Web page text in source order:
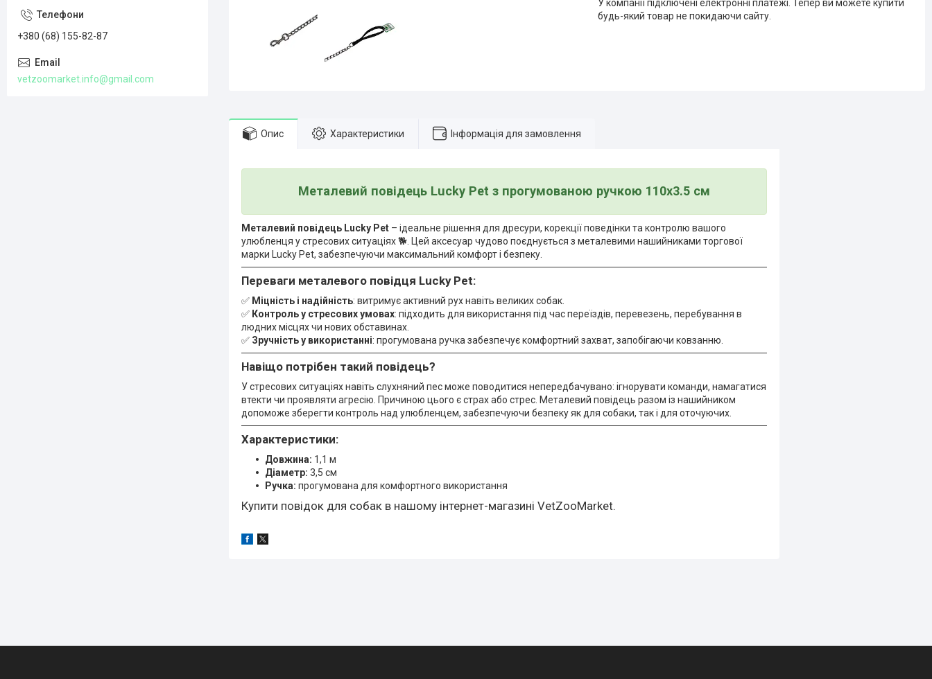
У компанії підключені електронні платежі. Тепер ви можете купити
будь-який товар не покидаючи сайту.
Опис Характеристики Інформація для замовлення
Металевий повідець Lucky Pet з прогумованою ручкою 110х3.5 см
Металевий повідець Lucky Pet – ідеальне рішення для дресури, корекції поведінки та контролю вашого
улюбленця у стресових ситуаціях 🐕. Цей аксесуар чудово поєднується з металевими нашийниками торгової
марки Lucky Pet, забезпечуючи максимальний комфорт і безпеку.
Переваги металевого повідця Lucky Pet:
✅ Міцність і надійність: витримує активний рух навіть великих собак.
✅ Контроль у стресових умовах: підходить для використання під час переїздів, перевезень, перебування в
людних місцях чи нових обставинах.
✅ Зручність у використанні: прогумована ручка забезпечує комфортний захват, запобігаючи ковзанню.
Навіщо потрібен такий повідець?
У стресових ситуаціях навіть слухняний пес може поводитися непередбачувано: ігнорувати команди, намагатися
втекти чи проявляти агресію. Причиною цього є страх або стрес. Металевий повідець разом із нашийником
допоможе зберегти контроль над улюбленцем, забезпечуючи безпеку як для собаки, так і для оточуючих.
Характеристики:
Довжина: 1,1 м
Діаметр: 3,5 см
Ручка: прогумована для комфортного використання
Купити повідок для собак в нашому інтернет-магазині VetZooMarket.
+380 (68) 155-82-87
vetzoomarket.info@gmail.com